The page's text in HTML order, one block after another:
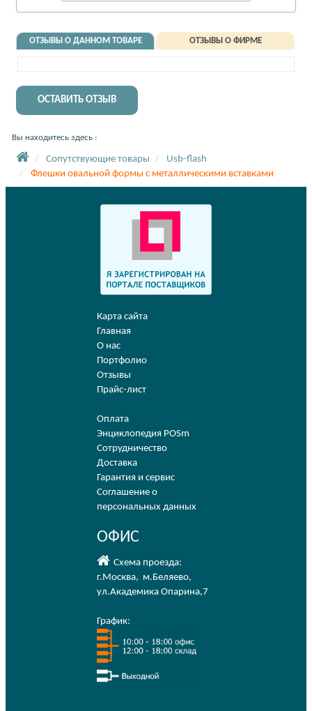
ОТЗЫВЫ О ДАННОМ ТОВАРЕ ОТЗЫВЫ О ФИРМЕ
ОСТАВИТЬ ОТЗЫВ
Вы находитесь здесь :
Сопутствующие товары
Usb-flash
Флешки овальной формы с металлическими вставками
Карта сайта
Главная
О нас
Портфолио
Отзывы
Прайс-лист
Оплата
Энциклопедия POSm
Сотрудничество
Доставка
Гарантия и сервис
Соглашение о
персональных данных
ОФИС
Схема проезда:
г.Москва, м.Беляево,
ул.Академика Опарина,7
График: